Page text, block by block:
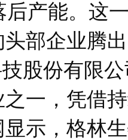
后产能。这
部企业腾
份有限公
一，凭借
示，格林